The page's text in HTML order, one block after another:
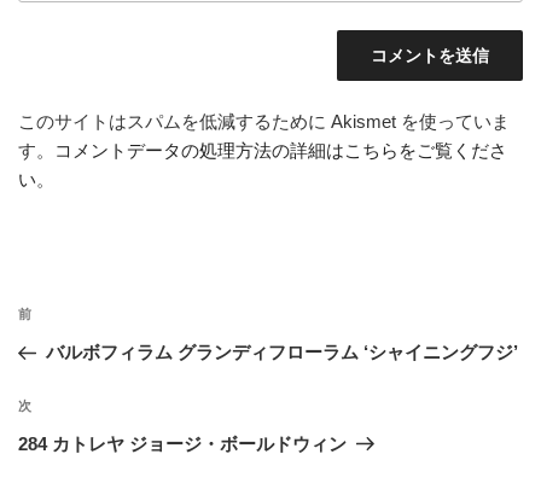
このサイトはスパムを低減するために Akismet を使っていま
す。
コメントデータの処理方法の詳細はこちらをご覧くださ
い。
投
ナ
ビ
ゲ
前
の
稿
前
バルボフィラム グランディフローラム ‘シャイニングフジ’
次
の
次
284 カトレヤ ジョージ・ボールドウィン